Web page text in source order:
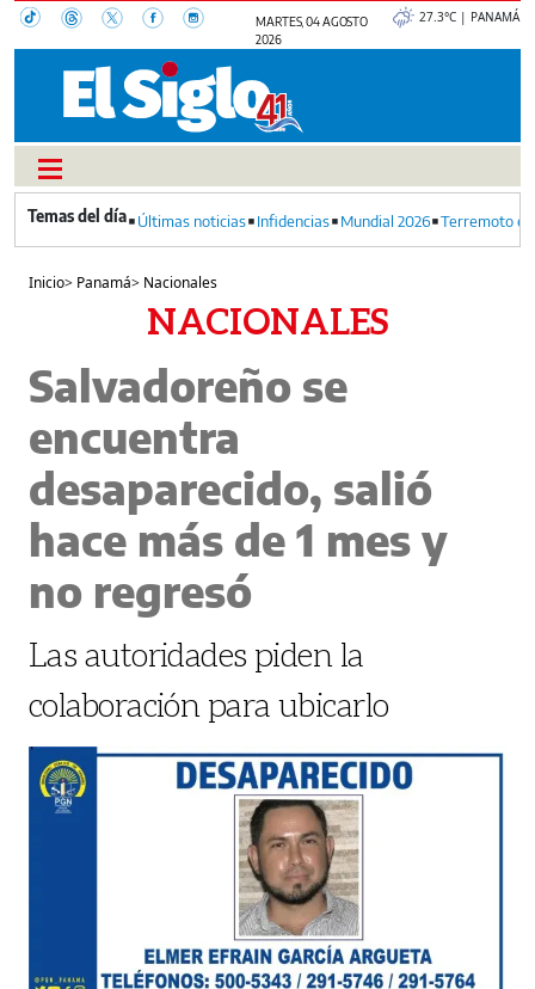
MARTES, 04 AGOSTO
2026
27.3°C | PANAMÁ
Últimas noticias Infidencias Mundial 2026 Terremoto
Inicio> Panamá> Nacionales
NACIONALES
Salvadoreño se
encuentra
desaparecido, salió
hace más de 1 mes y
no regresó
Las autoridades piden la
colaboración para ubicarlo